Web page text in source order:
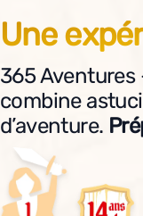
Une
365 Aventures
combine
d’aventure.